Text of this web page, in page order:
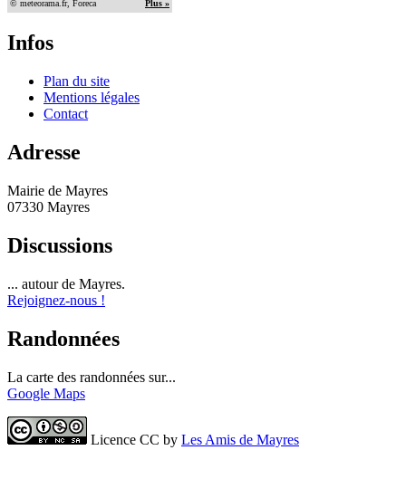
Infos
Plan du site
Mentions légales
Contact
Adresse
Mairie de Mayres
07330 Mayres
Discussions
... autour de Mayres.
Rejoignez-nous !
Randonnées
La carte des randonnées sur...
Google Maps
Licence CC by Les Amis de Mayres